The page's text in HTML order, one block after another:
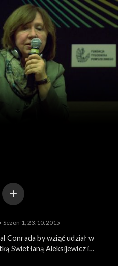
Wszystko o kulturze
Sezon 1, 23.10.2015
Conrada by wziąć udział w
Swietłaną Aleksijewicz i
o „sowieckim stanie